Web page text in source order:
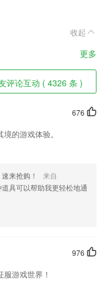
收起
更多
评论互动 ( 4326 条 )
676
的游戏体验。
来抢购！
来自
具可以帮助我更轻松地通
976
游戏世界！